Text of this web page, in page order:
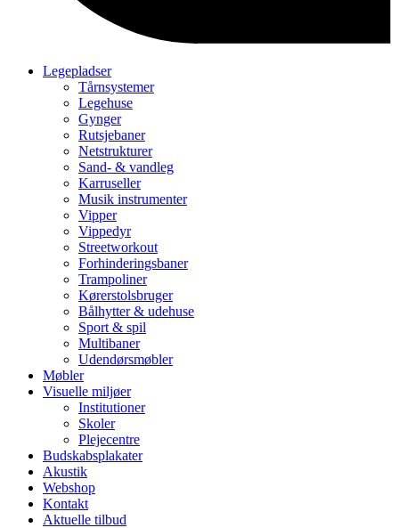
Legepladser
Tårnsystemer
Legehuse
Gynger
Rutsjebaner
Netstrukturer
Sand- & vandleg
Karruseller
Musik instrumenter
Vipper
Vippedyr
Streetworkout
Forhinderingsbaner
Trampoliner
Kørerstolsbruger
Bålhytter & udehuse
Sport & spil
Multibaner
Udendørsmøbler
Møbler
Visuelle miljøer
Institutioner
Skoler
Plejecentre
Budskabsplakater
Akustik
Webshop
Kontakt
Aktuelle tilbud